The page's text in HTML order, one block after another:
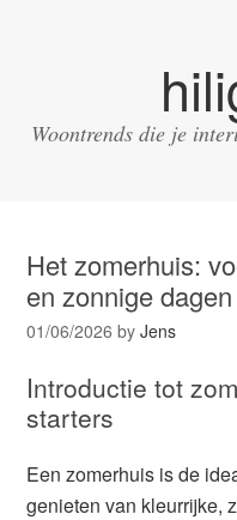
Woontrends die je
Het zomerhuis:
en zonnige dagen
01/06/2026 byJens
Introductie tot
starters
Een zomerhuis is de
genieten van kleurrijke,